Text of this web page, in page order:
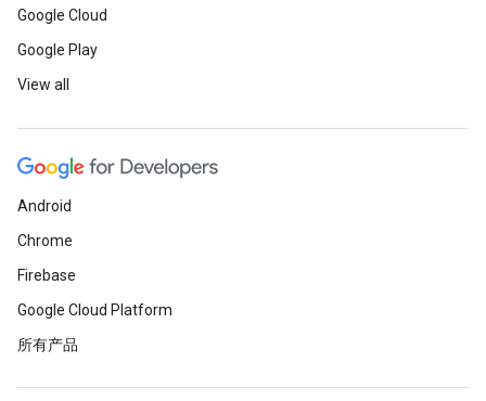
Google Cloud
Google Play
View all
Android
Chrome
Firebase
Google Cloud Platform
所有产品